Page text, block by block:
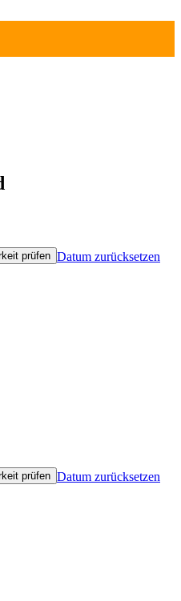
prüfen Datum zurücksetzen
prüfen Datum zurücksetzen